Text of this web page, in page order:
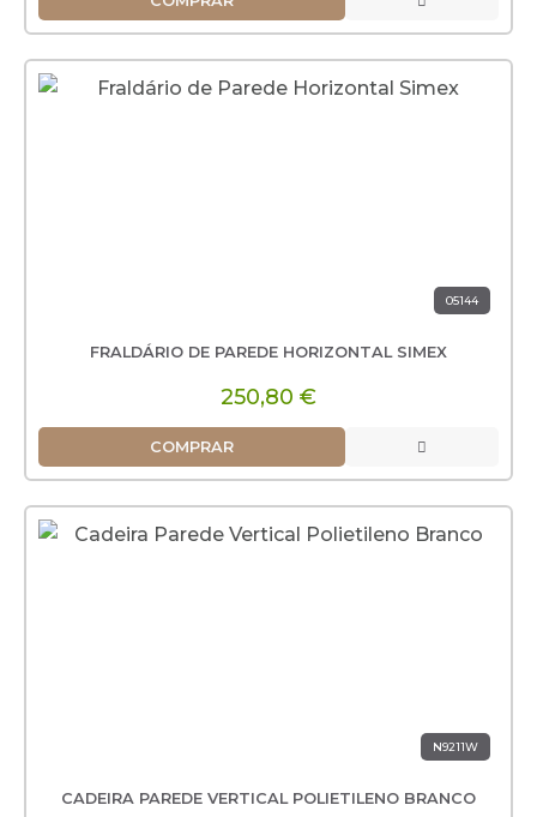
05144
FRALDÁRIO DE PAREDE HORIZONTAL SIMEX
250,80 €
COMPRAR
N9211W
CADEIRA PAREDE VERTICAL POLIETILENO BRANCO